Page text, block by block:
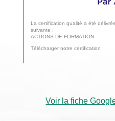
La certification qualité a été
suivante :
ACTIONS DE FORMATION
Télécharger notre certification
Voir la fiche